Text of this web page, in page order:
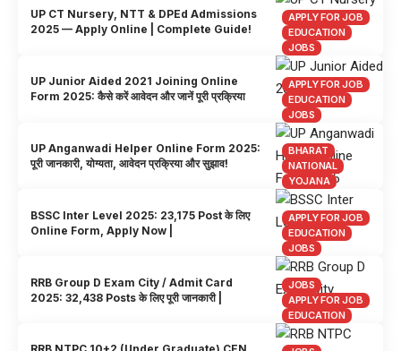
APPLY FOR JOB
EDUCATION
JOBS
UP CT Nursery, NTT & DPEd Admissions
2025 — Apply Online | Complete Guide!
APPLY FOR JOB
EDUCATION
JOBS
UP Junior Aided 2021 Joining Online
Form 2025: कैसे करें आवेदन और जानें पूरी प्रक्रिया
BHARAT
NATIONAL
YOJANA
UP Anganwadi Helper Online Form 2025:
पूरी जानकारी, योग्यता, आवेदन प्रक्रिया और सुझाव!
APPLY FOR JOB
EDUCATION
JOBS
BSSC Inter Level 2025: 23,175 Post के लिए
Online Form, Apply Now |
JOBS
APPLY FOR JOB
EDUCATION
RRB Group D Exam City / Admit Card
2025: 32,438 Posts के लिए पूरी जानकारी |